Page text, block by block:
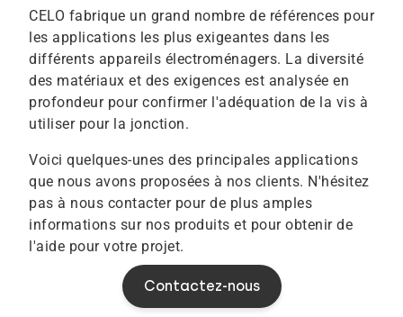
CELO fabrique un grand nombre de références pour
les applications les plus exigeantes dans les
différents appareils électroménagers. La diversité
des matériaux et des exigences est analysée en
profondeur pour confirmer l'adéquation de la vis à
utiliser pour la jonction.
Voici quelques-unes des principales applications
que nous avons proposées à nos clients. N'hésitez
pas à nous contacter pour de plus amples
informations sur nos produits et pour obtenir de
l'aide pour votre projet.
Contactez-nous